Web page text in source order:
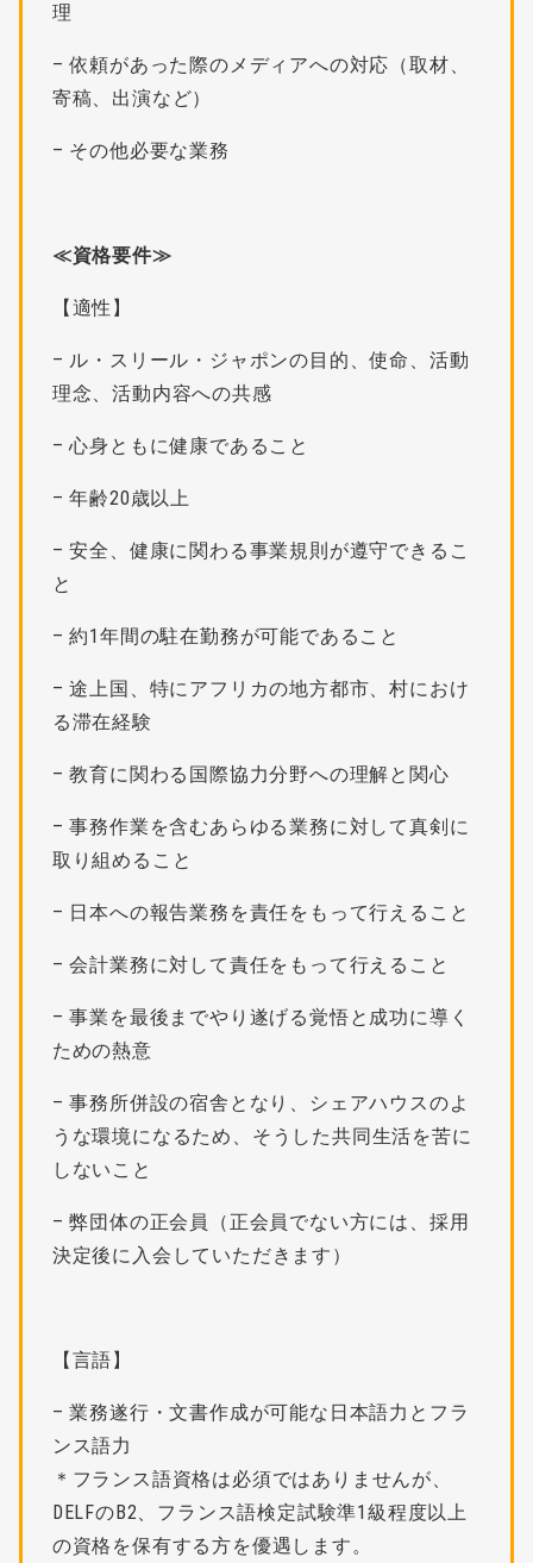
理
– 依頼があった際のメディアへの対応（取材、
寄稿、出演など）
– その他必要な業務
≪資格要件≫
【適性】
– ル・スリール・ジャポンの目的、使命、活動
理念、活動内容への共感
– 心身ともに健康であること
– 年齢20歳以上
– 安全、健康に関わる事業規則が遵守できるこ
と
– 約1年間の駐在勤務が可能であること
– 途上国、特にアフリカの地方都市、村におけ
る滞在経験
– 教育に関わる国際協力分野への理解と関心
– 事務作業を含むあらゆる業務に対して真剣に
取り組めること
– 日本への報告業務を責任をもって行えること
– 会計業務に対して責任をもって行えること
– 事業を最後までやり遂げる覚悟と成功に導く
ための熱意
– 事務所併設の宿舎となり、シェアハウスのよ
うな環境になるため、そうした共同生活を苦に
しないこと
– 弊団体の正会員（正会員でない方には、採用
決定後に入会していただきます）
【言語】
– 業務遂行・文書作成が可能な日本語力とフラ
ンス語力
＊フランス語資格は必須ではありませんが、
DELFのB2、フランス語検定試験準1級程度以上
の資格を保有する方を優遇します。